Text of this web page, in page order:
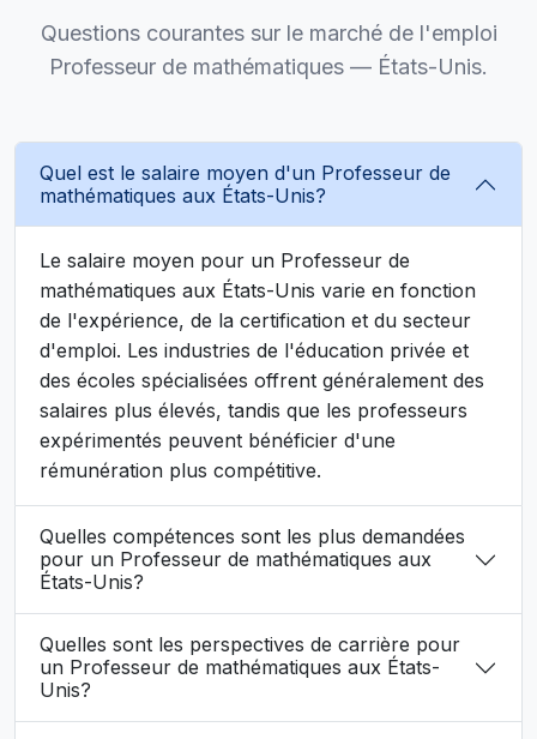
Questions courantes sur le marché de l'emploi
Professeur de mathématiques — États-Unis.
Quel est le salaire moyen d'un Professeur de
mathématiques aux États-Unis?
Le salaire moyen pour un Professeur de
mathématiques aux États-Unis varie en fonction
de l'expérience, de la certification et du secteur
d'emploi. Les industries de l'éducation privée et
des écoles spécialisées offrent généralement des
salaires plus élevés, tandis que les professeurs
expérimentés peuvent bénéficier d'une
rémunération plus compétitive.
Quelles compétences sont les plus demandées
pour un Professeur de mathématiques aux
États-Unis?
Quelles sont les perspectives de carrière pour
un Professeur de mathématiques aux États-
Unis?